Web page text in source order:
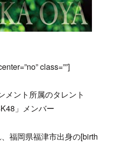
class=””]
メント所属のタレント
」メンバー
福岡県福津市出身の[birth